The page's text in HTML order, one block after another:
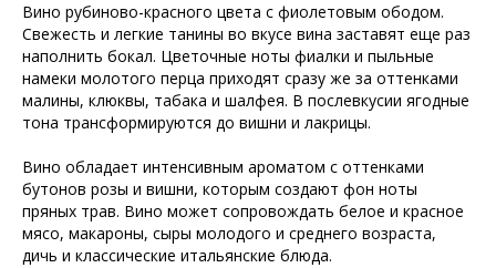
Вино рубиново-красного цвета с фиолетовым ободом.
Свежесть и легкие танины во вкусе вина заставят еще раз
наполнить бокал. Цветочные ноты фиалки и пыльные
намеки молотого перца приходят сразу же за оттенками
малины, клюквы, табака и шалфея. В послевкусии ягодные
тона трансформируются до вишни и лакрицы.
Вино обладает интенсивным ароматом с оттенками
бутонов розы и вишни, которым создают фон ноты
пряных трав. Вино может сопровождать белое и красное
мясо, макароны, сыры молодого и среднего возраста,
дичь и классические итальянские блюда.